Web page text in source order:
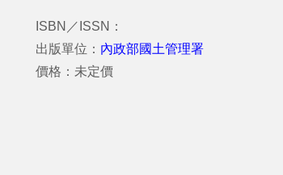
ISBN／ISSN：
出版單位： 內政部國土管理署
價格：未定價